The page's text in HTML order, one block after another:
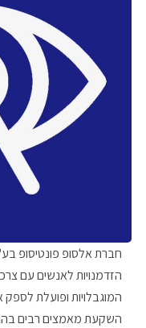
חברת אלסופ פונטיסופ
הזדמנויות לאנשים עם
המוגבלויות ופועלת
השקעת מאמצים רבים